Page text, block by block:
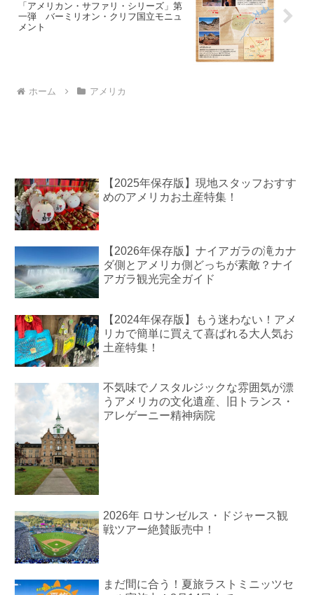
「アメリカン・サファリ・シリーズ」第
一弾 バーミリオン・クリフ国立モニュ
メント
ホーム アメリカ
【2025年保存版】現地スタッフおすす
めのアメリカお土産特集！
【2026年保存版】ナイアガラの滝カナ
ダ側とアメリカ側どっちが素敵？ナイ
アガラ観光完全ガイド
【2024年保存版】もう迷わない！アメ
リカで簡単に買えて喜ばれる大人気お
土産特集！
不気味でノスタルジックな雰囲気が漂
うアメリカの文化遺産、旧トランス・
アレゲーニー精神病院
2026年 ロサンゼルス・ドジャース観
戦ツアー絶賛販売中！
まだ間に合う！夏旅ラストミニッツセ